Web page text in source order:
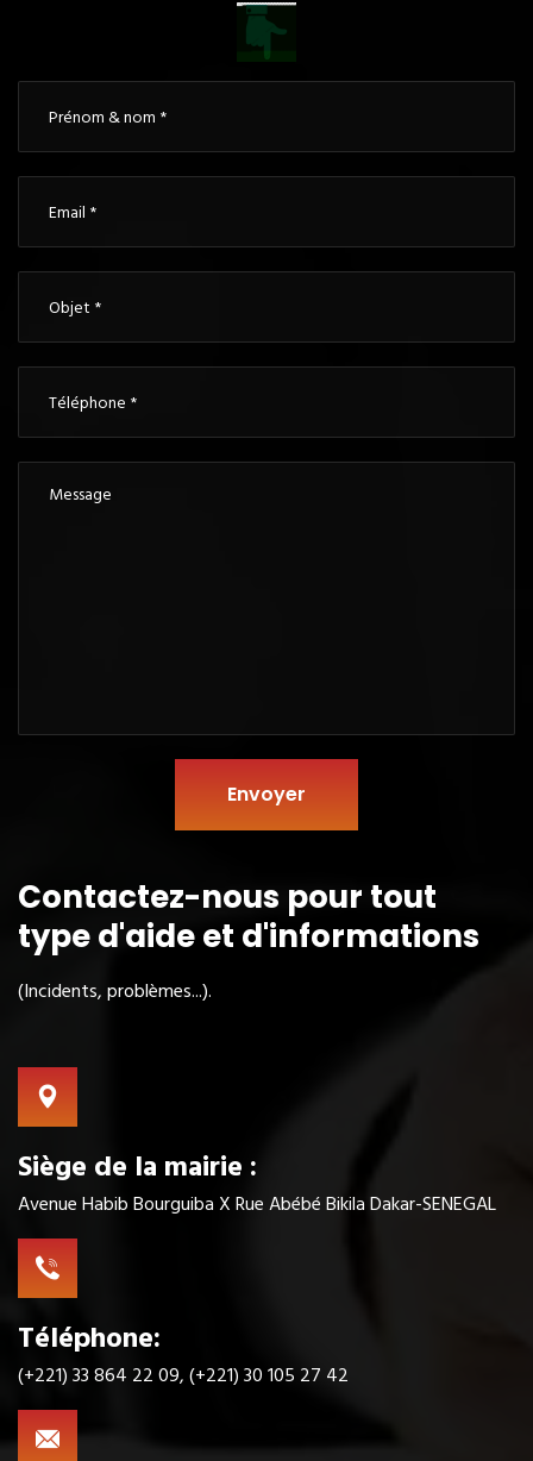
Envoyer
Contactez-nous pour tout
typed'aide et d'informations
(Incidents, problèmes...).
Siège de la mairie :
Avenue Habib Bourguiba X Rue Abébé Bikila Dakar-SENEGAL
Téléphone:
(+221) 33 864 22 09, (+221) 30 105 27 42